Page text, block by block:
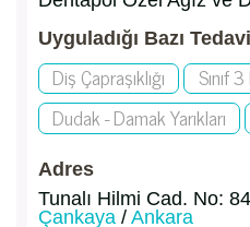
Uyguladığı Bazı
Diş Çapraşıklığı
Sınıf
Dudak - Damak Yarıkları
Adres
Tunalı Hilmi Cad. No:
Çankaya / Ankara